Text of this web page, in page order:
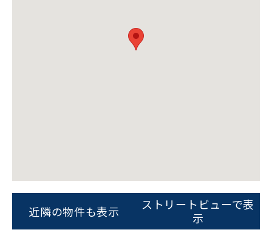
0120-620-213
近隣の物件も表示
ストリートビューで表
示